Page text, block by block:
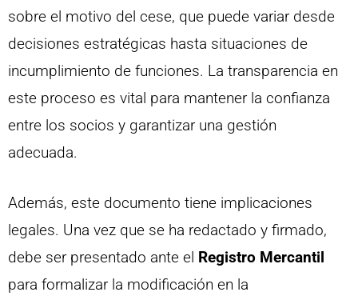
sobre el motivo del cese, que puede variar desde
decisiones estratégicas hasta situaciones de
incumplimiento de funciones. La transparencia en
este proceso es vital para mantener la confianza
entre los socios y garantizar una gestión
adecuada.
Además, este documento tiene implicaciones
legales. Una vez que se ha redactado y firmado,
debe ser presentado ante el Registro Mercantil
para formalizar la modificación en la